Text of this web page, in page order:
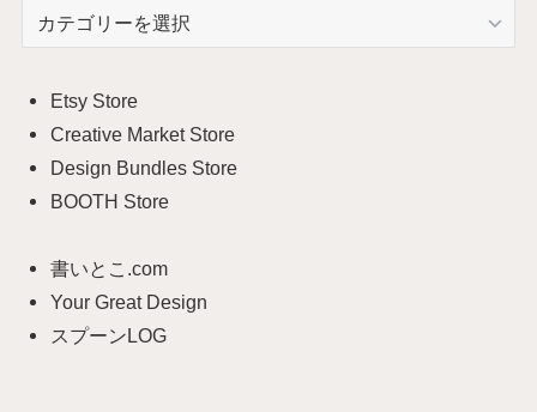
リ
ー
Etsy Store
Creative Market Store
Design Bundles Store
BOOTH Store
書いとこ.com
Your Great Design
スプーンLOG